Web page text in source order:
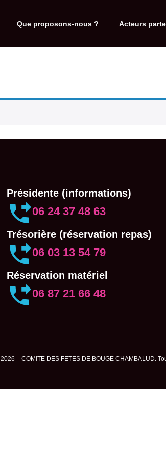
Que proposons-nous ? Acteurs
Présidente (informations)
06 24 37 48 63
Trésorière (réservation repas)
06 03 13 54 79
Réservation matériel
06 87 21 66 48
2026 – COMITE DES FETES DE BOUGE CHAMBALUD.